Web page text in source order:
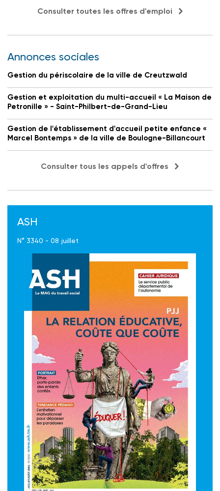
Consulter toutes les offres d'emploi
Annonces sociales
Gestion du périscolaire de la ville de Creutzwald
Gestion et exploitation du multi-accueil « La Maison de
Petronille » - Saint-Philbert-de-Grand-Lieu
Gestion de l'établissement d'accueil petite enfance «
Marcel Bontemps » de la ville de Boulogne-Billancourt
Consulter tous les appels d'offres
ASH
N° 3340 - 08 juillet